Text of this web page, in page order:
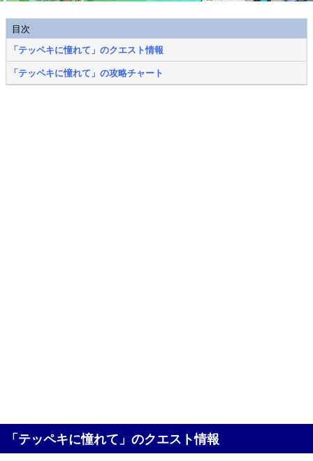
目次
「テッペキに憧れて」のクエスト情報
「テッペキに憧れて」の攻略チャート
「テッペキに憧れて」のクエスト情報